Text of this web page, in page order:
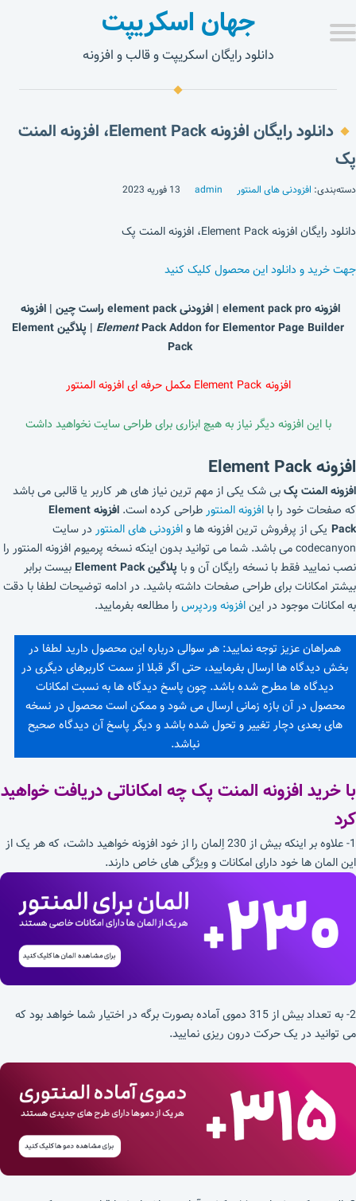
جهان اسکریپت
دانلود رایگان اسکریپت و قالب و افزونه
دانلود رایگان افزونه Element Pack، افزونه المنت
پک
دسته‌بندی: افزودنی های المنتور admin 13 فوریه 2023
دانلود رایگان افزونه Element Pack، افزونه المنت پک
جهت خرید و دانلود این محصول کلیک کنید
افزونه element pack pro | افزودنی element pack راست چین | افزونه
Element
Pack Addon for Elementor Page Builder | پلاگین Element
Pack
افزونه Element Pack مکمل حرفه ای افزونه المنتور
با این افزونه دیگر نیاز به هیچ ابزاری برای طراحی سایت نخواهید داشت
افزونه Element Pack
افزونه المنت پکبی شک یکی از مهم ترین نیاز های هر کاربر یا قالبی می باشد
که صفحات خود را با افزونه المنتورطراحی کرده است.
افزونه Element
Pack یکی از پرفروش ترین افزونه ها وافزودنی های المنتور در سایت
codecanyon می باشد. شما می توانید بدون اینکه نسخه پرمیوم افزونه المنتور را
نصب نمایید فقط با نسخه رایگان آن و با پلاگین Element Pack
بیست برابر
بیشتر امکانات برای طراحی صفحات داشته باشید. در ادامه توضیحات لطفا با دقت
به امکانات موجود در اینافزونه وردپرس را مطالعه بفرمایید.
همراهان عزیز توجه نمایید: هر سوالی درباره این محصول دارید لطفا در
بخش دیدگاه ها ارسال بفرمایید، حتی اگر قبلا از سمت کاربرهای دیگری در
دیدگاه ها مطرح شده باشد. چون پاسخ دیدگاه ها به نسبت امکانات
محصول در آن بازه زمانی ارسال می شود و ممکن است محصول در نسخه
های بعدی دچار تغییر و تحول شده باشد و دیگر پاسخ آن دیدگاه صحیح
نباشد.
با خرید افزونه المنت پک چه امکاناتی دریافت خواهید
کرد
1- علاوه بر اینکه بیش از 230 اِلمان را از خود افزونه خواهید داشت، که هر یک از
این المان ها خود دارای امکانات و ویژگی های خاص دارند.
2- به تعداد بیش از 315 دموی آماده بصورت برگه در اختیار شما خواهد بود که
می توانید در یک حرکت درون ریزی نمایید.